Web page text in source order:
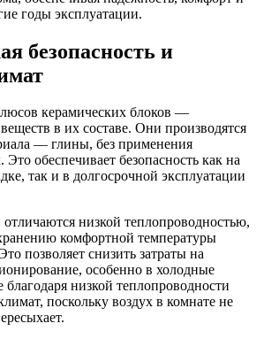
годы эксплуатации.
безопасность и
керамических блоков —
в их составе. Они производятся
— глины, без применения
обеспечивает безопасность как на
так и в долгосрочной эксплуатации
низкой теплопроводностью,
комфортной температуры
позволяет снизить затраты на
особенно в холодные
низкой теплопроводности
поскольку воздух в комнате не